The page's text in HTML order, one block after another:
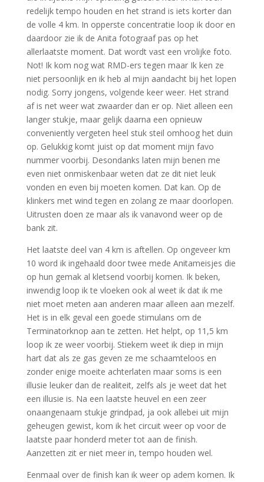
redelijk tempo houden en het strand is iets korter dan
de volle 4 km. In opperste concentratie loop ik door en
daardoor zie ik de Anita fotograaf pas op het
allerlaatste moment. Dat wordt vast een vrolijke foto.
Not! Ik kom nog wat RMD-ers tegen maar Ik ken ze
niet persoonlijk en ik heb al mijn aandacht bij het lopen
nodig. Sorry jongens, volgende keer weer. Het strand
af is net weer wat zwaarder dan er op. Niet alleen een
langer stukje, maar gelijk daarna een opnieuw
conveniently vergeten heel stuk steil omhoog het duin
op. Gelukkig komt juist op dat moment mijn favo
nummer voorbij. Desondanks laten mijn benen me
even niet onmiskenbaar weten dat ze dit niet leuk
vonden en even bij moeten komen. Dat kan. Op de
klinkers met wind tegen en zolang ze maar doorlopen.
Uitrusten doen ze maar als ik vanavond weer op de
bank zit.
Het laatste deel van 4 km is aftellen. Op ongeveer km
10 word ik ingehaald door twee mede Anitameisjes die
op hun gemak al kletsend voorbij komen. Ik beken,
inwendig loop ik te vloeken ook al weet ik dat ik me
niet moet meten aan anderen maar alleen aan mezelf.
Het is in elk geval een goede stimulans om de
Terminatorknop aan te zetten. Het helpt, op 11,5 km
loop ik ze weer voorbij. Stiekem weet ik diep in mijn
hart dat als ze gas geven ze me schaamteloos en
zonder enige moeite achterlaten maar soms is een
illusie leuker dan de realiteit, zelfs als je weet dat het
een illusie is. Na een laatste heuvel en een zeer
onaangenaam stukje grindpad, ja ook allebei uit mijn
geheugen gewist, kom ik het circuit weer op voor de
laatste paar honderd meter tot aan de finish.
Aanzetten zit er niet meer in, tempo houden wel.
Eenmaal over de finish kan ik weer op adem komen. Ik